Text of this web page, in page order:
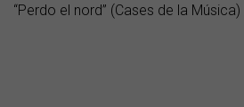
“Perdo el nord” (Cases de la